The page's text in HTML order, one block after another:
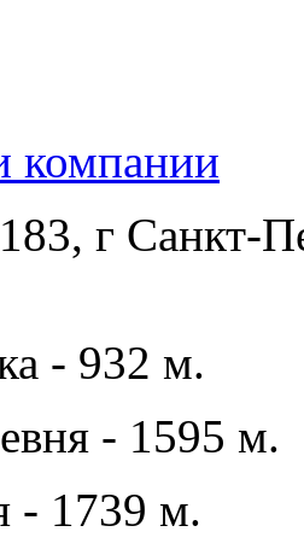
компании
г Санкт-
- 932 м.
- 1595 м.
- 1739 м.